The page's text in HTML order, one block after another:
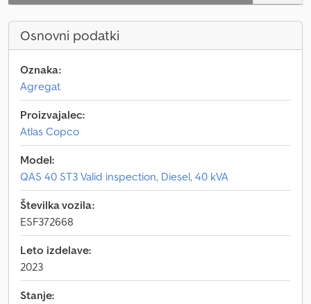
Osnovni podatki
Oznaka:
Agregat
Proizvajalec:
Atlas Copco
Model:
QAS 40 ST3 Valid inspection, Diesel, 40 kVA
Številka vozila:
ESF372668
Leto izdelave:
2023
Stanje: